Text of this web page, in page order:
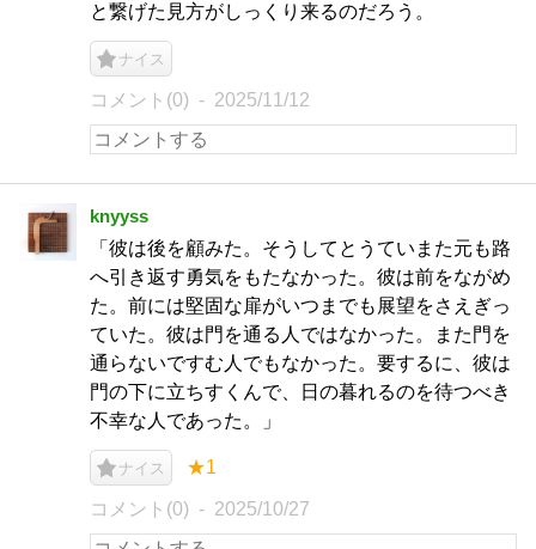
と繋げた見方がしっくり来るのだろう。
ナイス
コメント(0) 2025/11/12
knyyss
「彼は後を顧みた。そうしてとうていまた元も路
へ引き返す勇気をもたなかった。彼は前をながめ
た。前には堅固な扉がいつまでも展望をさえぎっ
ていた。彼は門を通る人ではなかった。また門を
通らないですむ人でもなかった。要するに、彼は
門の下に立ちすくんで、日の暮れるのを待つべき
不幸な人であった。」
ナイス ★1
コメント(0) 2025/10/27